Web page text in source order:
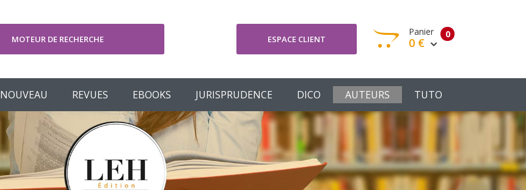
MOTEUR DE RECHERCHE ESPACE CLIENT 0
Panier
0 €
Votre panier est vide
Votre Panier Commander
NOUVEAU REVUES EBOOKS JURISPRUDENCE DICO AUTEURS TUTO